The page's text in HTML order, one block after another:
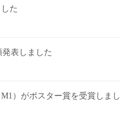
た
表しました
）がポスター賞を受賞しまし